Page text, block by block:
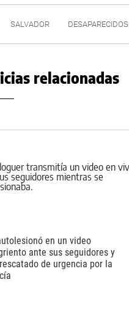
SALVADOR DESAPARECIDOS
relacionadas
en un video
ante sus seguidores y
de urgencia por la